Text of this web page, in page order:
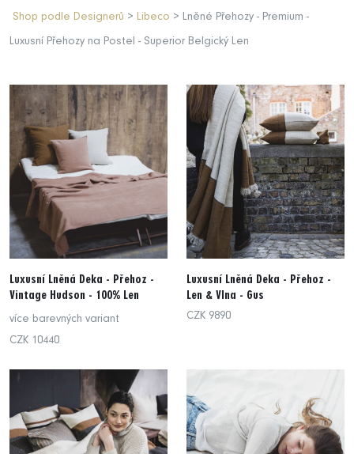
Shop podle Designerů > Libeco > Lněné Přehozy - Premium -
Luxusní Přehozy na Postel - Superior Belgický Len
Luxusní Lněná Deka - Přehoz -
Vintage Hudson - 100% Len
více barevných variant
CZK 10440
Luxusní Lněná Deka - Přehoz -
Len & Vlna - Gus
CZK 9890